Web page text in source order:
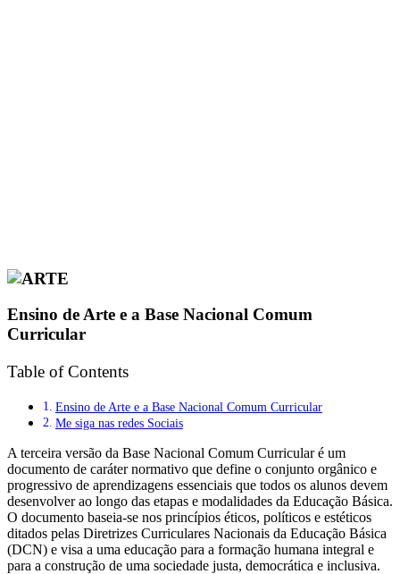
Ensino de Arte e a Base Nacional Comum
Curricular
Table of Contents
Ensino de Arte e a Base Nacional Comum Curricular
Me siga nas redes Sociais
A terceira versão da Base Nacional Comum Curricular é um
documento de caráter normativo que define o conjunto orgânico e
progressivo de aprendizagens essenciais que todos os alunos devem
desenvolver ao longo das etapas e modalidades da Educação Básica.
O documento baseia-se nos princípios éticos, políticos e estéticos
ditados pelas Diretrizes Curriculares Nacionais da Educação Básica
(DCN) e visa a uma educação para a formação humana integral e
para a construção de uma sociedade justa, democrática e inclusiva.